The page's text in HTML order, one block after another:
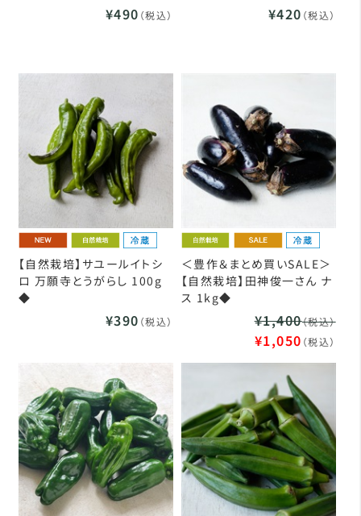
¥490 （税込） ¥420 （税込）
【自然栽培】サユールイトシ
ロ 万願寺とうがらし 100g
◆
¥390 （税込）
＜豊作＆まとめ買いSALE＞
【自然栽培】田神俊一さん ナ
ス 1kg◆
¥1,400（税込）
¥1,050 （税込）